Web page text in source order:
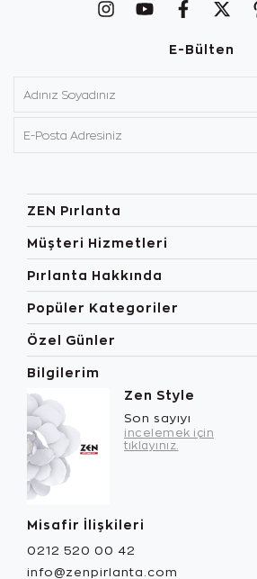
E-Bülten
ZEN Pırlanta
Müşteri Hizmetleri
Pırlanta Hakkında
Popüler Kategoriler
Özel Günler
Bilgilerim
Zen Style
Son sayıyı
incelemek için
tıklayınız.
Misafir İlişkileri
0212 520 00 42
info@zenpirlanta.com